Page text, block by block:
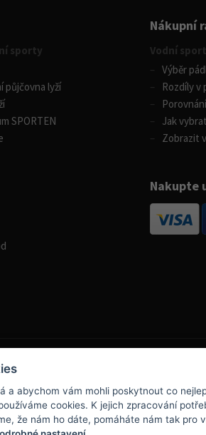
sporty
půjčovna lyží
SPORTEN
Nákupní
Vodní
Výběr
Rozdíly v
Jak
Zobrazit
Nakupte
info@boatpark.cz
www.boatpark.cz
a abychom vám mohli poskytnout co
cookies. K jejich zpracování
že nám ho dáte, pomáháte nám tak pro